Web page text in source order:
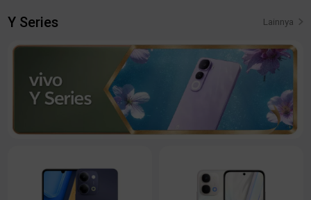
Y Series Lainnya